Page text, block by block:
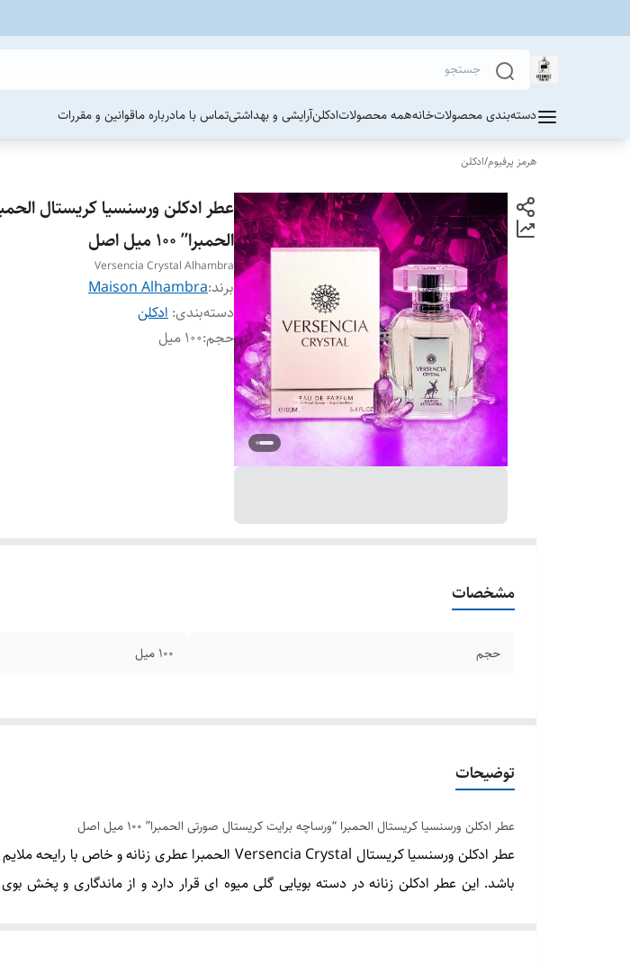
دسته‌بندی محصولاتخانههمه محصولاتادکلنآرایشی و بهداشتیتماس با مادرباره ماقوانین و مقررات
هرمز پرفیوم/ادکلن
عطر ادکلن ورسنسیا کریستال
الحمبرا” 100 میل اصل
Versencia Crystal Alhambra
برند:Maison Alhambra
دسته‌بندی: ادکلن
حجم:100 میل
مشخصات
حجم 100 میل
توضیحات
عطر ادکلن ورسنسیا کریستال الحمبرا “ورساچه برایت کریستال صورتی الحمبرا” 100 میل اصل
عطر ادکلن ورسنسیا کریستال Versencia Crystal الحمبرا
عطری زنانه و خاص با رایحه
باشد. این عطر ادکلن زنانه در دسته بویایی گلی میوه ای قرار دارد و از ماندگاری و پخش